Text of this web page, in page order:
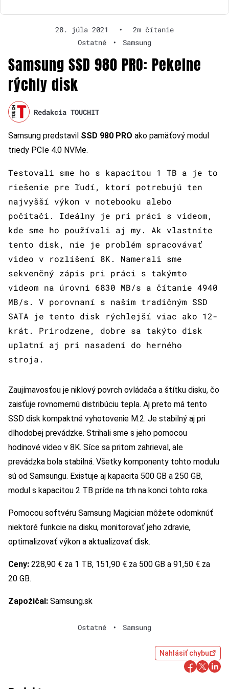
28. júla 2021 •
2m čítanie
Ostatné
• Samsung
Samsung SSD 980 PRO: Pekelne
rýchly disk
Redakcia TOUCHIT
Samsung predstavil SSD 980 PRO ako pamäťový modul
triedy PCIe 4.0 NVMe.
Testovali sme ho s kapacitou 1 TB a je to
riešenie pre ľudí, ktorí potrebujú ten
najvyšší výkon v notebooku alebo
počítači. Ideálny je pri práci s videom,
kde sme ho používali aj my. Ak vlastníte
tento disk, nie je problém spracovávať
video v rozlíšení 8K. Namerali sme
sekvenčný zápis pri práci s takýmto
videom na úrovni 6830 MB/s a čítanie 4940
MB/s. V porovnaní s našim tradičným SSD
SATA je tento disk rýchlejší viac ako 12-
krát. Prirodzene, dobre sa takýto disk
uplatní aj pri nasadení do herného
stroja.
Zaujímavosťou je niklový povrch ovládača a štítku disku, čo
zaisťuje rovnomernú distribúciu tepla. Aj preto má tento
SSD disk kompaktné vyhotovenie M.2. Je stabilný aj pri
dlhodobej prevádzke. Strihali sme s jeho pomocou
hodinové video v 8K. Síce sa pritom zahrieval, ale
prevádzka bola stabilná. Všetky komponenty tohto modulu
sú od Samsungu. Existuje aj kapacita 500 GB a 250 GB,
modul s kapacitou 2 TB príde na trh na konci tohto roka.
Pomocou softvéru Samsung Magician môžete odomknúť
niektoré funkcie na disku, monitorovať jeho zdravie,
optimalizovať výkon a aktualizovať disk.
Ceny: 228,90 € za 1 TB, 151,90 € za 500 GB a 91,50 € za
20 GB.
Zapožičal: Samsung.sk
Ostatné • Samsung
Nahlásiť chybu